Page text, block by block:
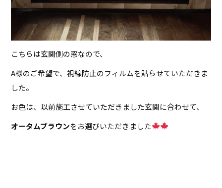
こちらは玄関側の窓なので、
A様のご希望で、視線防止のフィルムを貼らせていただきま
した。
お色は、以前施工させていただきました玄関に合わせて、
オータムブラウンをお選びいただきました